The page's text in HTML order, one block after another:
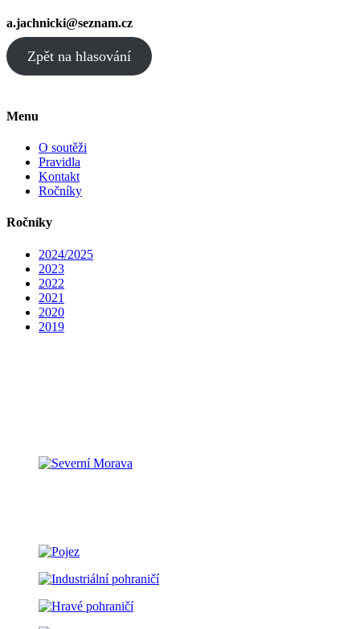
a.jachnicki@seznam.cz
Zpět na hlasování
Menu
O soutěži
Pravidla
Kontakt
Ročníky
Ročníky
2024/2025
2023
2022
2021
2020
2019